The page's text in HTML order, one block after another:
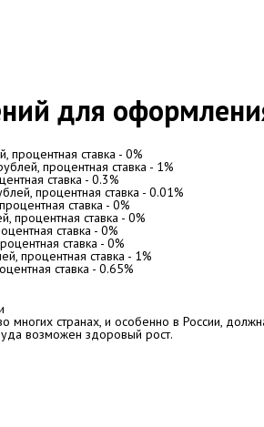
для
процентная ставка - 0%
процентная ставка - 1%
ставка - 0.3%
процентная ставка - 0.01%
ставка - 0%
процентная ставка - 0%
ставка - 0%
ставка - 0%
процентная ставка - 1%
ставка - 0.65%
странах, и особенно в России,
возможен здоровый рост.